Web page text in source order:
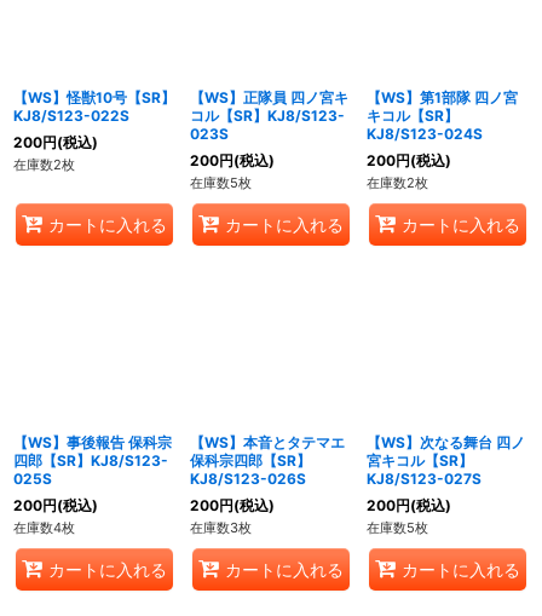
【WS】怪獣10号【SR】
KJ8/S123-022S
200円(税込)
在庫数2枚
カートに入れる
【WS】正隊員 四ノ宮キ
コル【SR】KJ8/S123-
023S
200円(税込)
在庫数5枚
カートに入れる
【WS】第1部隊 四ノ宮
キコル【SR】
KJ8/S123-024S
200円(税込)
在庫数2枚
カートに入れる
【WS】事後報告 保科宗
四郎【SR】KJ8/S123-
025S
200円(税込)
在庫数4枚
カートに入れる
【WS】本音とタテマエ
保科宗四郎【SR】
KJ8/S123-026S
200円(税込)
在庫数3枚
カートに入れる
【WS】次なる舞台 四ノ
宮キコル【SR】
KJ8/S123-027S
200円(税込)
在庫数5枚
カートに入れる